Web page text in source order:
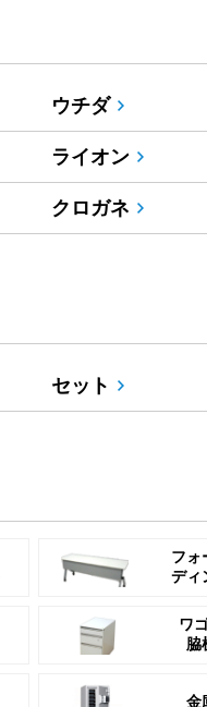
ウチダ
ライオン
クロガネ
セット
フォ
ディ
ワ
脇
金